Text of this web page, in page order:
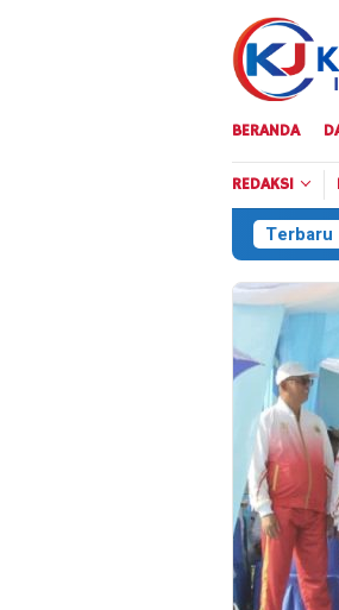
BERANDA
REDAKSI
Terbaru
Sekitar 35 Ribu